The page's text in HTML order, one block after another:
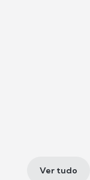
Ver tudo